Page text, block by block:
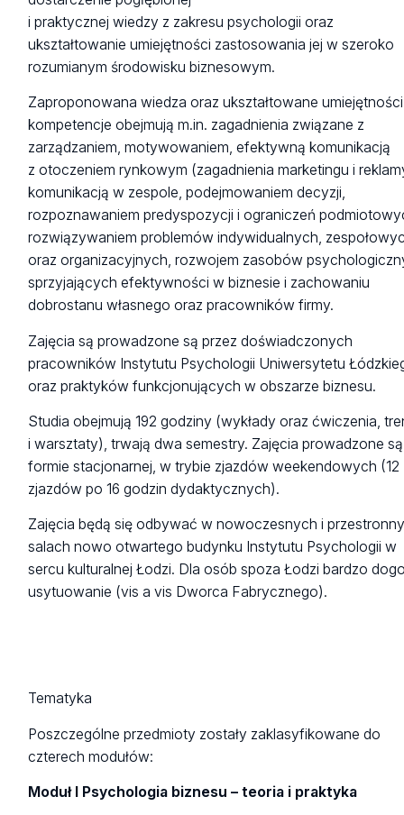
i praktycznej wiedzy z zakresu psychologii oraz
ukształtowanie umiejętności zastosowania jej w szeroko
rozumianym środowisku biznesowym.
Zaproponowana wiedza oraz ukształtowane
kompetencje obejmują m.in. zagadnienia związane z
zarządzaniem, motywowaniem, efektywną komunikacją
z otoczeniem rynkowym (zagadnienia marketingu i
komunikacją w zespole, podejmowaniem decyzji,
rozpoznawaniem predyspozycji i ograniczeń
rozwiązywaniem problemów indywidualnych,
oraz organizacyjnych, rozwojem zasobów
sprzyjających efektywności w biznesie i zachowaniu
dobrostanu własnego oraz pracowników firmy.
Zajęcia są prowadzone są przez doświadczonych
pracowników Instytutu Psychologii Uniwersytetu
oraz praktyków funkcjonujących w obszarze biznesu.
Studia obejmują 192 godziny (wykłady oraz ćwiczenia,
i warsztaty), trwają dwa semestry. Zajęcia prowadzone
formie stacjonarnej, w trybie zjazdów weekendowych (12
zjazdów po 16 godzin dydaktycznych).
Zajęcia będą się odbywać w nowoczesnych i
salach nowo otwartego budynku Instytutu Psychologii w
sercu kulturalnej Łodzi. Dla osób spoza Łodzi bardzo
usytuowanie (vis a vis Dworca Fabrycznego).
Tematyka
Poszczególne przedmioty zostały zaklasyfikowane do
czterech modułów:
Moduł I Psychologia biznesu – teoria i praktyka